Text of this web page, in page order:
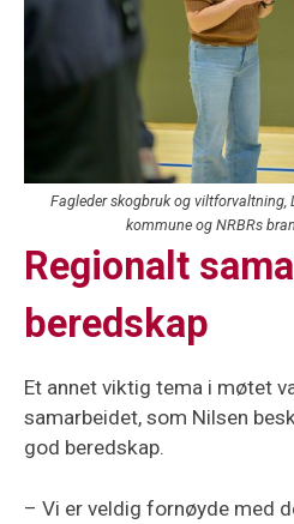
Fagleder skogbruk og
kommune og NRBRs
Regionalt
beredskap
Et annet viktig tema i møtet
samarbeidet, som Nilsen
god beredskap.
– Vi er veldig fornøyde med